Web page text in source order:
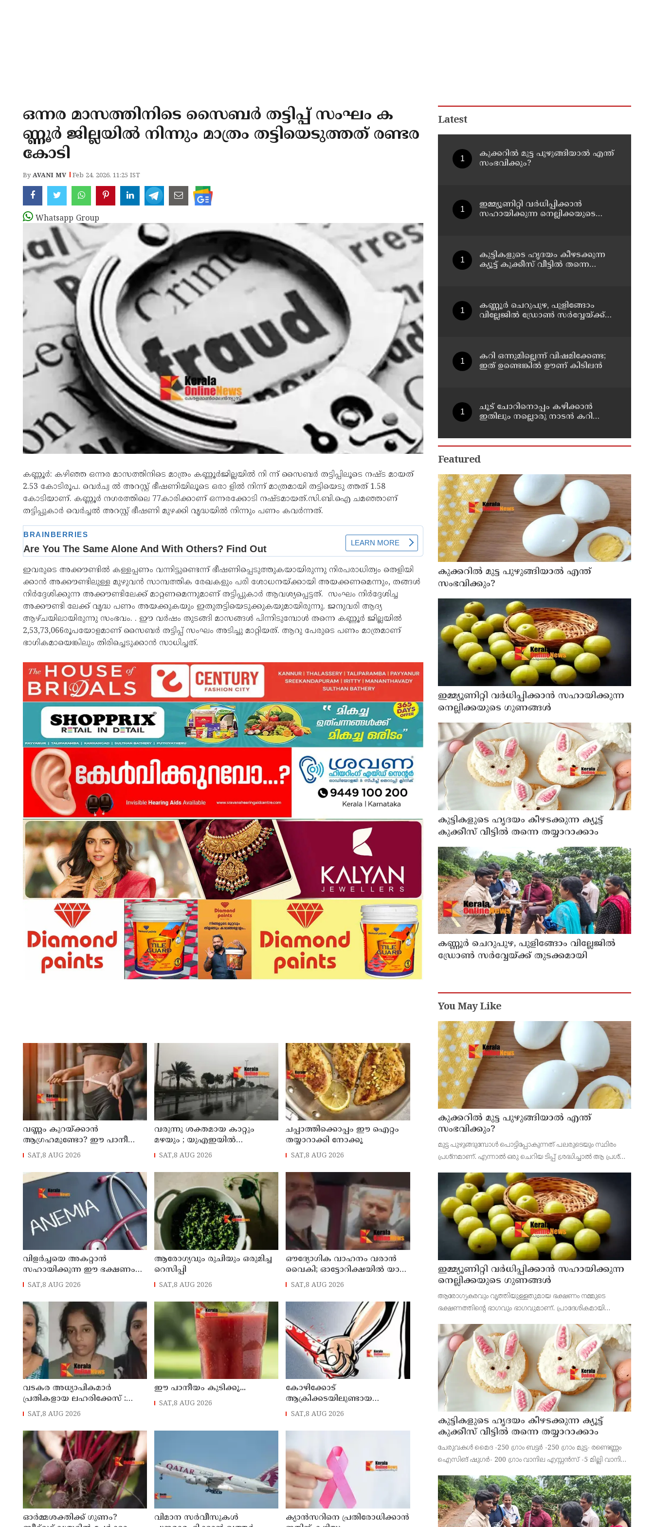
ഒന്നര മാസത്തിനിടെ സൈബർ തട്ടിപ്പ് സംഘം ക
ണ്ണൂർ ജില്ലയിൽ നിന്നും മാത്രം തട്ടിയെടുത്തത് രണ്ടര
കോടി
ByAVANI MV Feb 24, 2026, 11:25 IST
Whatsapp Group
കണ്ണൂർ: കഴിഞ്ഞ ഒന്നര മാസത്തിനിടെ മാത്രം കണ്ണൂർജില്ലയിൽ നി ന്ന് സൈബർ തട്ടിപ്പിലൂടെ നഷ്ട മായത്
2.53 കോടിരൂപ. വെർച്വ ൽ അറസ്റ്റ് ഭീഷണിയിലൂടെ ഒരാ ളിൽ നിന്ന് മാത്രമായി തട്ടിയെടു ത്തത് 1.58
കോടിയാണ്. കണ്ണൂർ നഗരത്തിലെ 77കാരിക്കാണ് ഒന്നരക്കോടി നഷ്ടമായത്.സി.ബി.ഐ ചമഞ്ഞാണ്
തട്ടിപ്പുകാർ വെർച്ചൽ അറസ്റ്റ് ഭീഷണി മുഴക്കി വൃദ്ധയിൽ നിന്നും പണം കവർന്നത്.
ഇവരുടെ അക്കൗണ്ടിൽ കള്ളപ്പണം വന്നിട്ടുണ്ടെന്ന് ഭീഷണിപ്പെടുത്തുകയായിരുന്നു നിരപരാധിത്വം തെളിയി
ക്കാൻ അക്കൗണ്ടിലുള്ള മുഴുവൻ സാമ്പത്തിക രേഖകളും പരി ശോധനയ്ക്കായി അയക്കണമെന്നും, തങ്ങൾ
നിർദ്ദേശിക്കുന്ന അക്കൗണ്ടിലേക്ക് മാറ്റണമെന്നുമാണ് തട്ടിപ്പുകാർ ആവശ്യപ്പെട്ടത്. സംഘം നിർദ്ദേശിച്ച
അക്കൗണ്ടി ലേക്ക് വൃദ്ധ പണം അയക്കുകയും ഇതുതട്ടിയെടുക്കുകയുമായിരുന്നു. ജനുവരി ആദ്യ
ആഴ്ചയിലായിരുന്നു സംഭവം. . ഈ വർഷം തുടങ്ങി മാസങ്ങൾ പിന്നിടുമ്പോൾ തന്നെ കണ്ണൂർ ജില്ലയിൽ
2,53,73,066രൂപയോളമാണ് സൈബർ തട്ടിപ്പ് സംഘം അടിച്ചു മാറ്റിയത്. ആറു പേരുടെ പണം മാത്രമാണ്
ഭാഗികമായെങ്കിലും തിരിച്ചെടുക്കാൻ സാധിച്ചത്.
വണ്ണം കുറയ്ക്കാൻ
ആഗ്രഹമുണ്ടോ? ഈ പാനീയം
ഡയറ്റിൽ ഉൾപ്പെടുത്താം
SAT,8 AUG 2026
വരുന്നു ശക്തമായ കാറ്റും
മഴയും ; യുഎഇയില്‍
ചൊവ്വാഴ്ച വരെ അസ്ഥിര
SAT,8 AUG 2026
ചപ്പാത്തിക്കൊപ്പം ഈ ഐറ്റം
തയ്യാറാക്കി നോക്കൂ
SAT,8 AUG 2026
വിളർച്ചയെ അകറ്റാൻ
സഹായിക്കുന്ന ഈ ഭക്ഷണം
അറിയാമോ?
SAT,8 AUG 2026
ആരോഗ്യവും രുചിയും ഒരുമിച്ച
റെസിപ്പി
SAT,8 AUG 2026
ഔദ്യോഗിക വാഹനം വരാന്‍
വൈകി; ഓട്ടോറിക്ഷയില്‍ യാത്ര
ചെയ്ത് കേന്ദ്രമന്ത്രി സുരേഷ്
ഗോപി
SAT,8 AUG 2026
വടകര അധ്യാപികമാര്‍
പ്രതികളായ ലഹരിക്കേസ് :
അന്വേഷണം സംസ്ഥാനത്തിന്
SAT,8 AUG 2026
ഈ പാനീയം കുടിക്കൂ...
SAT,8 AUG 2026
കോഴിക്കോട്
ആക്രിക്കടയിലുണ്ടായ
വാക്കുതർക്കത്തിനിടെ
SAT,8 AUG 2026
ഓർമ്മശക്തിക്ക് ഗുണം?
വിമാന സര്‍വീസുകള്‍
ക്യാൻസറിനെ പ്രതിരോധിക്കാൻ
Latest
കുക്കറിൽ മുട്ട പുഴുങ്ങിയാൽ എന്ത്
സംഭവിക്കും?
ഇമ്മ്യൂണിറ്റി വർധിപ്പിക്കാൻ
സഹായിക്കുന്ന നെല്ലിക്കയുടെ
കുട്ടികളുടെ ഹൃദയം കീഴടക്കുന്ന
ക്യൂട്ട് കുക്കീസ് വീട്ടിൽ തന്നെ
കണ്ണൂർ ചെറുപുഴ, പുളിങ്ങോം
വില്ലേജിൽ ഡ്രോൺ സർവ്വേയ്ക്ക്
കറി ഒന്നുമില്ലെന്ന് വിഷമിക്കേണ്ട;
ഇത് ഉണ്ടെങ്കിൽ ഊണ് കിടിലൻ
ചൂട് ചോറിനൊപ്പം കഴിക്കാൻ
ഇതിലും നല്ലൊരു നാടൻ കറി
Featured
കുക്കറിൽ മുട്ട പുഴുങ്ങിയാൽ എന്ത്
സംഭവിക്കും?
ഇമ്മ്യൂണിറ്റി വർധിപ്പിക്കാൻ സഹായിക്കുന്ന
നെല്ലിക്കയുടെ ഗുണങ്ങൾ
കുട്ടികളുടെ ഹൃദയം കീഴടക്കുന്ന ക്യൂട്ട്
കുക്കീസ് വീട്ടിൽ തന്നെ തയ്യാറാക്കാം
കണ്ണൂർ ചെറുപുഴ, പുളിങ്ങോം വില്ലേജിൽ
ഡ്രോൺ സർവ്വേയ്ക്ക് തുടക്കമായി
You May Like
കുക്കറിൽ മുട്ട പുഴുങ്ങിയാൽ എന്ത്
സംഭവിക്കും?
മുട്ട പുഴുങ്ങുമ്പോൾ പൊട്ടിപ്പോകുന്നത് പലരുടെയും സ്ഥിരം
പ്രശ്നമാണ്. എന്നാൽ ഒരു ചെറിയ ടിപ്പ് ശ്രദ്ധിച്ചാൽ ആ പ്രശ്നം
ശേഷം ഒരു സ്പൂൺ ഉപ്പ് ചേർക്ക
ഇമ്മ്യൂണിറ്റി വർധിപ്പിക്കാൻ സഹായിക്കുന്ന
നെല്ലിക്കയുടെ ഗുണങ്ങൾ
ആരോഗ്യകരവും വൃത്തിയുള്ളതുമായ ഭക്ഷണം നമ്മുടെ
ഭക്ഷണത്തിന്റെ ഭാഗവും ഭാഗവുമാണ്. പ്രാദേശികമായി
ഞങ്ങൾ വീണ്ടും കണ്ടെത്തുന്നതിനാൽ ഞങ്ങൾ ഇനി
വിദേശമോ വിലകൂടിയ ചേര
കുട്ടികളുടെ ഹൃദയം കീഴടക്കുന്ന ക്യൂട്ട്
കുക്കീസ് വീട്ടിൽ തന്നെ തയ്യാറാക്കാം
ചേരുവകള്‍ മൈദ -250 ഗ്രാം ബട്ടര്‍ -250 ഗ്രാം മുട്ട- രണ്ടെണ്ണം
ഐസിങ് ഷുഗര്‍- 200 ഗ്രാം വാനില എസ്സന്‍സ് -5 മില്ലി വാനില
ഷുഗറും നന്നായി യോജിപ്പിച്ചെ